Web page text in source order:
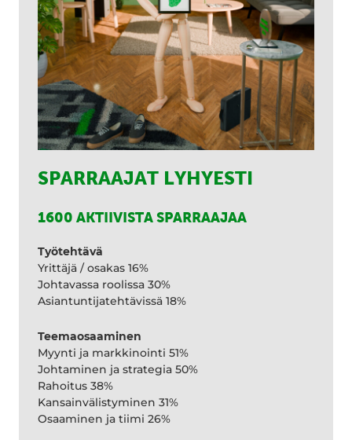
SPARRAAJAT LYHYESTI
1600 AKTIIVISTA SPARRAAJAA
Työtehtävä
Yrittäjä / osakas 16%
Johtavassa roolissa 30%
Asiantuntijatehtävissä 18%
Teemaosaaminen
Myynti ja markkinointi 51%
Johtaminen ja strategia 50%
Rahoitus 38%
Kansainvälistyminen 31%
Osaaminen ja tiimi 26%